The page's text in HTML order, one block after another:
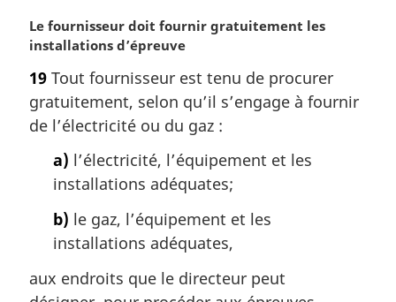
a
l
:
N
o
e
m
a
:
Le fournisseur doit fournir gratuitement les
installations d’épreuve
19 Tout fournisseur est tenu de procurer
gratuitement, selon qu’il s’engage à fournir
de l’électricité ou du gaz :
a) l’électricité, l’équipement et les
installations adéquates;
b) le gaz, l’équipement et les
installations adéquates,
aux endroits que le directeur peut